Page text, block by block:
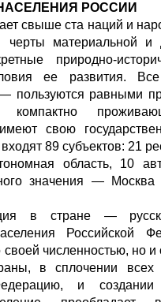
РОССИИ
свыше ста наций и
материальной и
природно-
ее развития.
равными
компактно
свою
89 субъектов: 21
область, 10
значения — Москва
в стране —
Российской
численностью, но и
в сплочении всех
и создании